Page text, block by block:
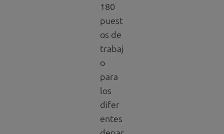
180
puest
os de
trabaj
o
para
los
difer
entes